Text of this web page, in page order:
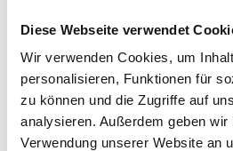
Diese Webseite verwendet
Wir verwenden Cookies, um
personalisieren, Funktionen für
zu können und die Zugriffe auf
analysieren. Außerdem geben
Verwendung unserer Website an
Sein Fleiß und seine Leidenschaft
Vielseitigkeitssport sind
mich, wenn ich ihn durch den
unterstützen kann“, sagt einer der
Mit dem Talentpool fördert die